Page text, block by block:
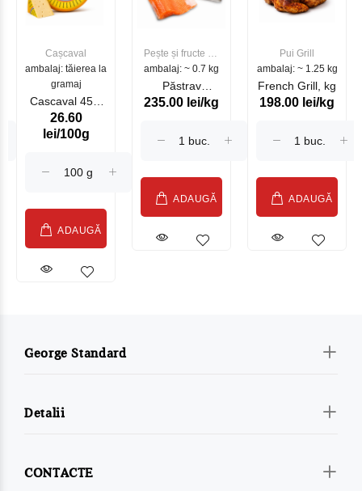
Cașcaval
ambalaj: tăierea la
gramaj
Cascaval 45%
Maasdam
Sublime Cow
26.60
lei/100g
ADAUGĂ
Pește și fructe de
mare
ambalaj: ~ 0.7 kg
Păstrav
Somonat
235.00 lei/kg
ADAUGĂ
Pui Grill
ambalaj: ~ 1.25 kg
French Grill, kg
198.00 lei/kg
ADAUGĂ
George Standard
Detalii
CONTACTE